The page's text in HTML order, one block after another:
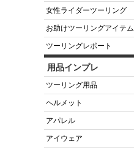
女性ライダーツーリング
お助けツーリングアイテム
ツーリングレポート
用品インプレ
ツーリング用品
ヘルメット
アパレル
アイウェア